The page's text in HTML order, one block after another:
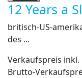
12 Years a
britisch-US-
des ...
Verkaufspreis inkl.
Brutto-